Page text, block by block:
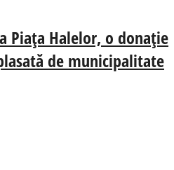
Piața Halelor, o donație
de municipalitate